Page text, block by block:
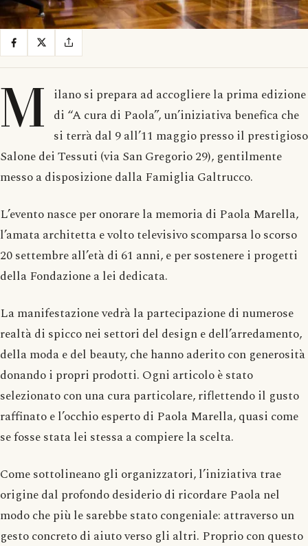
M ilano si prepara ad accogliere la prima edizione
di “A cura di Paola”, un’iniziativa benefica che
si terrà dal 9 all’11 maggio presso il prestigioso
Salone dei Tessuti (via San Gregorio 29), gentilmente
messo a disposizione dalla Famiglia Galtrucco.
L’evento nasce per onorare la memoria di Paola Marella,
l’amata architetta e volto televisivo scomparsa lo scorso
20 settembre all’età di 61 anni, e per sostenere i progetti
della Fondazione a lei dedicata.
La manifestazione vedrà la partecipazione di numerose
realtà di spicco nei settori del design e dell’arredamento,
della moda e del beauty, che hanno aderito con generosità
donando i propri prodotti. Ogni articolo è stato
selezionato con una cura particolare, riflettendo il gusto
raffinato e l’occhio esperto di Paola Marella, quasi come
se fosse stata lei stessa a compiere la scelta.
Come sottolineano gli organizzatori, l’iniziativa trae
origine dal profondo desiderio di ricordare Paola nel
modo che più le sarebbe stato congeniale: attraverso un
gesto concreto di aiuto verso gli altri. Proprio con questo